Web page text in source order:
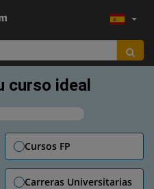
curso ideal
Cursos FP
Carreras Universitarias